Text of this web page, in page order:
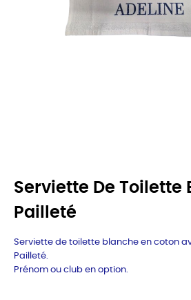
Serviette De Toilette
Pailleté
Serviette de toilette blanche en coton
Pailleté.
Prénom ou club en option.